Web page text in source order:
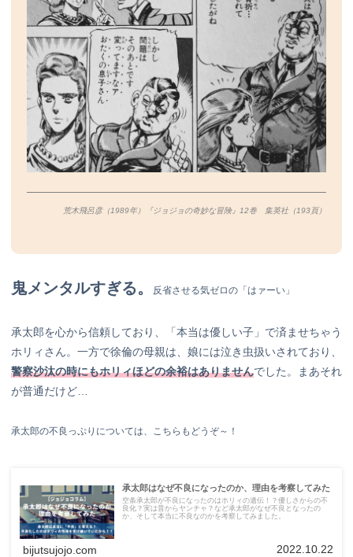
荒木飛呂彦（1989年）『ジョジョの奇妙な冒険』12巻 集英社（193頁）
鬼メンタルすぎる。 反省させる気ゼロの「はァーい」
承太郎を心から信頼しており、「本当は優しい子」で済ませちゃう
ホリィさん。一方で徐倫の母親は、娘には泣き虫扱いされており、
警察沙汰の時にもホリィほどの余裕はありませんでした。まあそれ
が普通だけど…
承太郎の不良っぷりについては、こちらもどうぞ～！
承太郎はなぜ不良になったのか、理由を考察してみた
空条承太郎が不良になったのはホリィの遺伝！？優しさからの不
良化？実は昔からヤンチャ？など承太郎がなぜ不良となったの
か、そして本当に不良なのかを考察してみました。
bijutsujojo.com 2022.10.22